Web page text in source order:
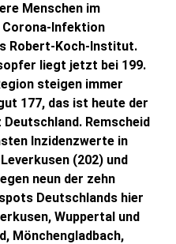
Menschen im
Corona-Infektion
Robert-Koch-Institut.
liegt jetzt bei 199.
steigen immer
177, das ist heute der
Remscheid
Inzidenzwerte in
(202) und
neun der zehn
Deutschlands hier
Wuppertal und
Mönchengladbach,